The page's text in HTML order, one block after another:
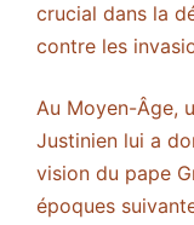
crucial dans la
contre les
Au Moyen-Âge,
Justinien lui a
vision du pape
époques